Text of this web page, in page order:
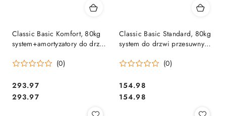
Classic Basic Komfort, 80kg
system+amortyzatory do drzwi
bez szyny
(0)
Cena:
293.97
Cena:
293.97
Classic Basic Standard, 80kg
system do drzwi przesuwnych
(0)
Cena:
154.98
Cena:
154.98